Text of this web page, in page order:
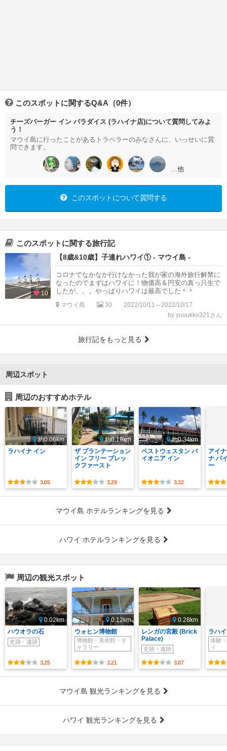
このスポットに関するQ&A（0件）
チーズバーガー イン パラダイス (ラハイナ店)について質問してみよ
う！
マウイ島に行ったことがあるトラベラーのみなさんに、いっせいに質
問できます。
…他
このスポットについて質問する
このスポットに関する旅行記
10
【8歳&10歳】子連れハワイ① - マウイ島 -
コロナでなかなか行けなかった我が家の海外旅行解禁に
なったのでまずはハワイに！物価高＆円安の真っ只生で
したが。。。やっぱりハワイは最高でした＾＾
マウイ島 30
2022/10/11～2022/10/17
by yuuukko321さん
旅行記をもっと見る
周辺スポット
周辺のおすすめホテル
約0.06km
ラハイナ イン
3.05
約0.19km
ザ プランテーション
イン フリー ブレッ
クファースト
3.29
約0.34km
ベストウェスタン パ
イオニア イン
3.32
アイ
ナ バ
ー
マウイ島 ホテルランキングを見る
ハワイ ホテルランキングを見る
周辺の観光スポット
0.02km
ハウオラの石
史跡・遺跡
3.25
0.12km
ウォヒン博物館
博物館・美術館・ギ
ャラリー
3.21
0.28km
レンガの宮殿 (Brick
Palace)
史跡・遺跡
3.07
ラハ
体験
ィ
マウイ島 観光ランキングを見る
ハワイ 観光ランキングを見る